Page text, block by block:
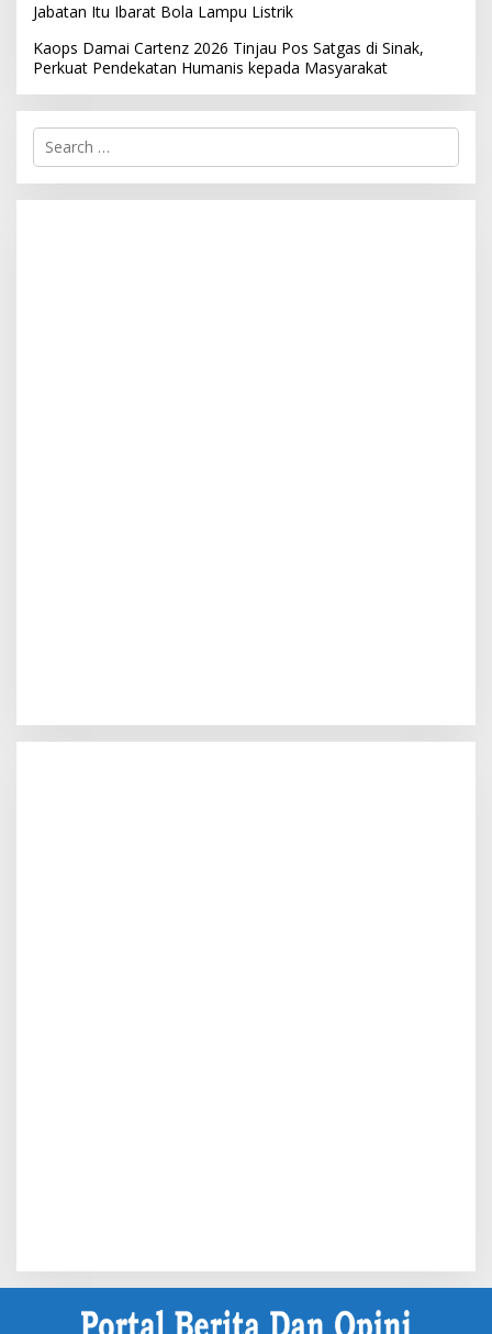
Jabatan Itu Ibarat Bola Lampu Listrik
Kaops Damai Cartenz 2026 Tinjau Pos Satgas di Sinak,
Perkuat Pendekatan Humanis kepada Masyarakat
S
r